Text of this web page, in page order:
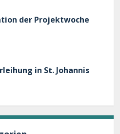
der Projektwoche
in St. Johannis